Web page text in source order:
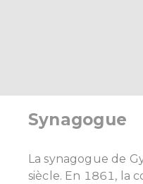
Synagogue
La synagogue de
siècle. En 1861, la